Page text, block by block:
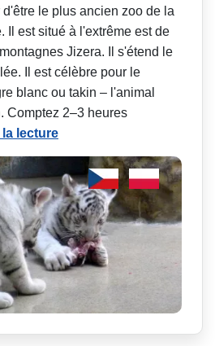
le plus ancien zoo de la
Il est situé à l'extrême est de
Jizera. Il s'étend le
Il est célèbre pour le
blanc ou takin – l'animal
Comptez 2–3 heures
lecture